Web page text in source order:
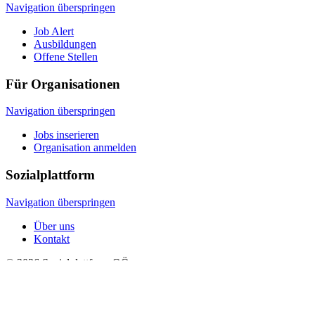
Navigation überspringen
Job Alert
Ausbildungen
Offene Stellen
Für Organisationen
Navigation überspringen
Jobs inserieren
Organisation anmelden
Sozialplattform
Navigation überspringen
Über uns
Kontakt
© 2026 Sozialplattform OÖ